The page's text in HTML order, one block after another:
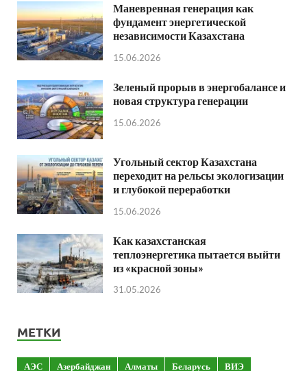
Маневренная генерация как
фундамент энергетической
независимости Казахстана
15.06.2026
Зеленый прорыв в энергобалансе и
новая структура генерации
15.06.2026
Угольный сектор Казахстана
переходит на рельсы экологизации
и глубокой переработки
15.06.2026
Как казахстанская
теплоэнергетика пытается выйти
из «красной зоны»
31.05.2026
МЕТКИ
АЭС Азербайджан Алматы Беларусь
ВИЭ